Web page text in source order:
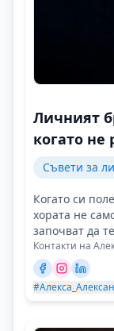
Личният
когато не
Съвети за
Когато си
хората не
започват да
Контакти на